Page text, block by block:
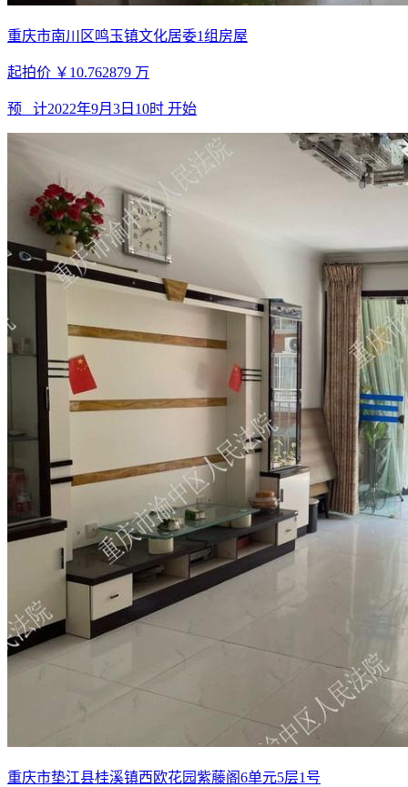
重庆市南川区鸣玉镇文化居委1组房屋
起拍价 ￥10.762879 万
预 计2022年9月3日10时 开始
重庆市垫江县桂溪镇西欧花园紫藤阁6单元5层1号